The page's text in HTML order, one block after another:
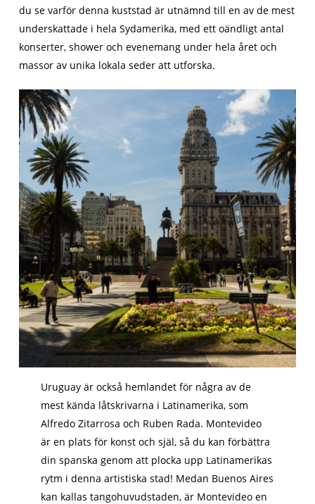
du se varför denna kuststad är utnämnd till en av de mest
underskattade i hela Sydamerika, med ett oändligt antal
konserter, shower och evenemang under hela året och
massor av unika lokala seder att utforska.
Uruguay är också hemlandet för några av de
mest kända låtskrivarna i Latinamerika, som
Alfredo Zitarrosa och Ruben Rada. Montevideo
är en plats för konst och själ, så du kan förbättra
din spanska genom att plocka upp Latinamerikas
rytm i denna artistiska stad! Medan Buenos Aires
kan kallas tangohuvudstaden, är Montevideo en